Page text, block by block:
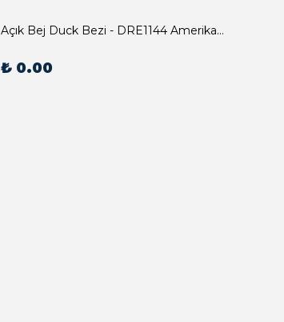
Açık Bej Duck Bezi - DRE1144 Amerikan Servis
₺ 0.00